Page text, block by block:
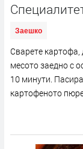
Заешко
Сварете картофа,
месото заедно с
10 минути.
картофеното